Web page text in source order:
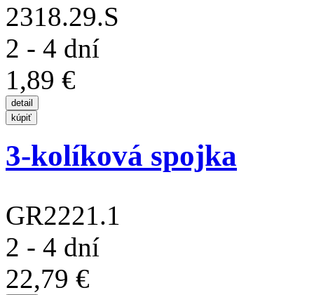
2318.29.S
2 - 4 dní
1,89 €
3-kolíková spojka
GR2221.1
2 - 4 dní
22,79 €